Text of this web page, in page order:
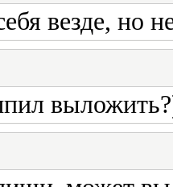
везде, но